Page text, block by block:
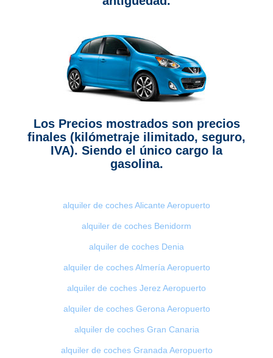
Los Precios mostrados son precios
finales (kilómetraje ilimitado, seguro,
IVA). Siendo el único cargo la
gasolina.
alquiler de coches Alicante Aeropuerto
alquiler de coches Benidorm
alquiler de coches Denia
alquiler de coches Almería Aeropuerto
alquiler de coches Jerez Aeropuerto
alquiler de coches Gerona Aeropuerto
alquiler de coches Gran Canaria
alquiler de coches Granada Aeropuerto